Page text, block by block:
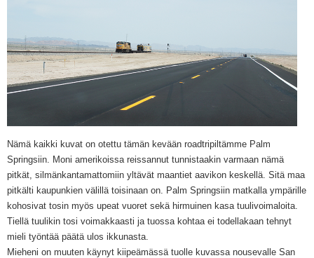
Nämä kaikki kuvat on otettu tämän kevään roadtripiltämme Palm
Springsiin. Moni amerikoissa reissannut tunnistaakin varmaan nämä
pitkät, silmänkantamattomiin yltävät maantiet aavikon keskellä. Sitä maa
pitkälti kaupunkien välillä toisinaan on. Palm Springsiin matkalla ympärille
kohosivat tosin myös upeat vuoret sekä hirmuinen kasa tuulivoimaloita.
Tiellä tuulikin tosi voimakkaasti ja tuossa kohtaa ei todellakaan tehnyt
mieli työntää päätä ulos ikkunasta.
Mieheni on muuten käynyt kiipeämässä tuolle kuvassa nousevalle San